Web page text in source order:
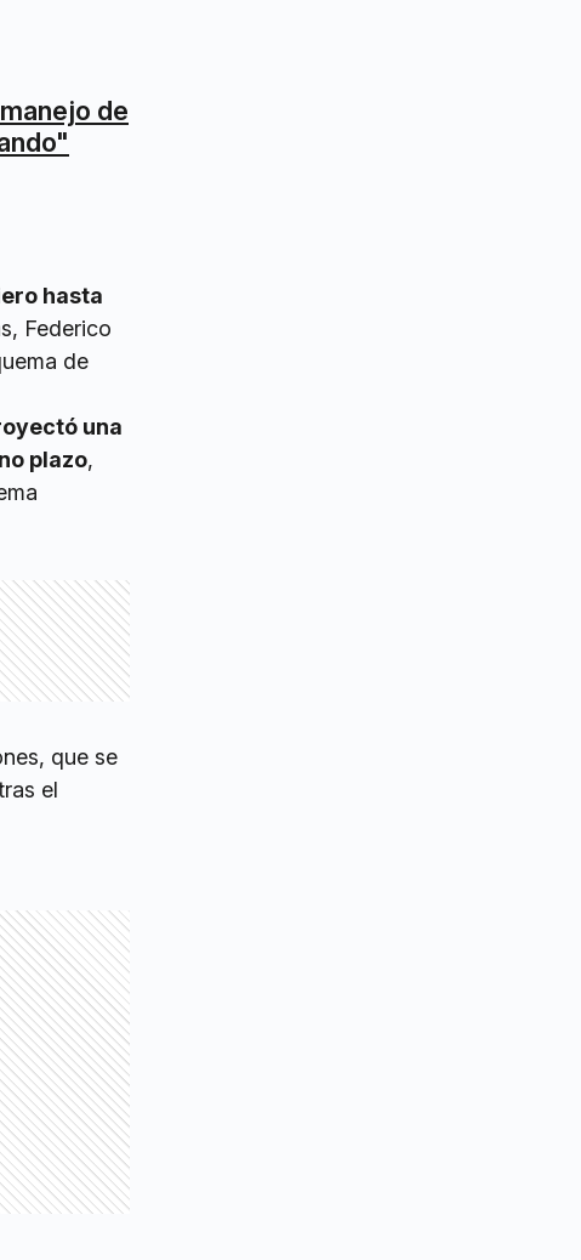
de
hasta
Federico
de
una
plazo,
que se
el